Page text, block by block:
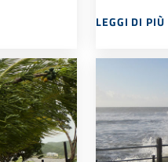
LEGGI DI PIÙ